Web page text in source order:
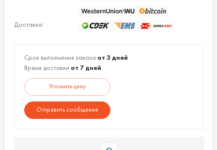
Доставка:
Срок выполнения заказа от 3 дней
Время доставки от 7 дней
Уточнить цену
Отправить сообщение